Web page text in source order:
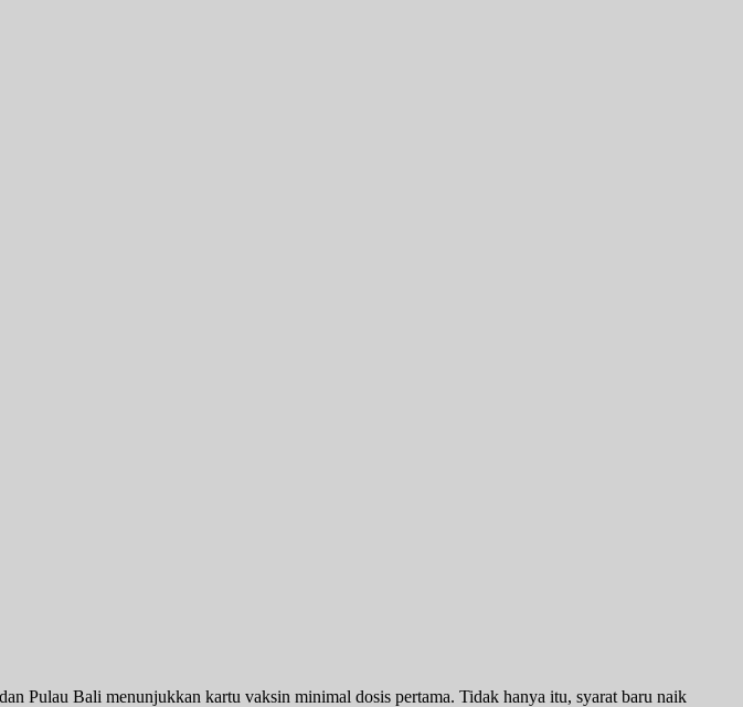
Pulau Bali menunjukkan kartu vaksin minimal dosis pertama. Tidak hanya itu, syarat baru naik